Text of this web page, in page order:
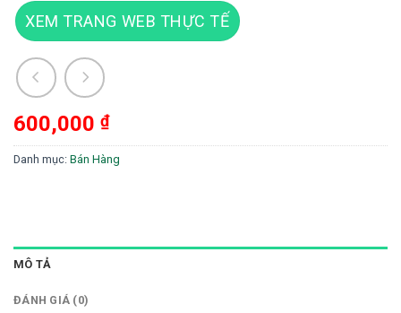
XEM TRANG WEB THỰC TẾ
600,000 ₫
Danh mục: Bán Hàng
MÔ TẢ
ĐÁNH GIÁ (0)